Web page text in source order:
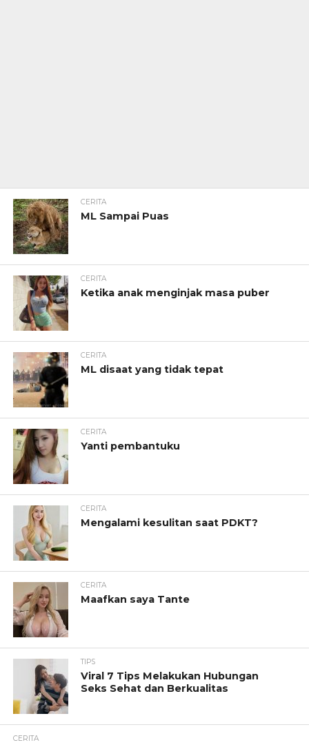
CERITA
ML Sampai Puas
CERITA
Ketika anak menginjak masa puber
CERITA
ML disaat yang tidak tepat
CERITA
Yanti pembantuku
CERITA
Mengalami kesulitan saat PDKT?
CERITA
Maafkan saya Tante
TIPS
Viral 7 Tips Melakukan Hubungan
Seks Sehat dan Berkualitas
CERITA